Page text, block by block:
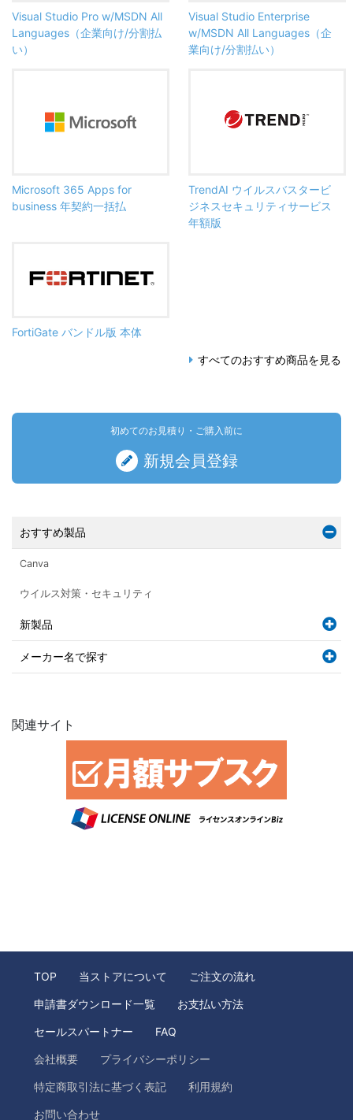
Visual Studio Pro w/MSDN All
Languages（企業向け/分割払
い）
Visual Studio Enterprise
w/MSDN All Languages（企
業向け/分割払い）
Microsoft 365 Apps for
business 年契約一括払
TrendAI ウイルスバスタービ
ジネスセキュリティサービス
年額版
FortiGate バンドル版 本体
すべてのおすすめ商品を見る
初めてのお見積り・ご購入前に
新規会員登録
おすすめ製品
Canva
ウイルス対策・セキュリティ
新製品
メーカー名で探す
関連サイト
TOP 当ストアについて ご注文の流れ
申請書ダウンロード一覧 お支払い方法
セールスパートナー FAQ
会社概要 プライバシーポリシー
特定商取引法に基づく表記 利用規約
お問い合わせ